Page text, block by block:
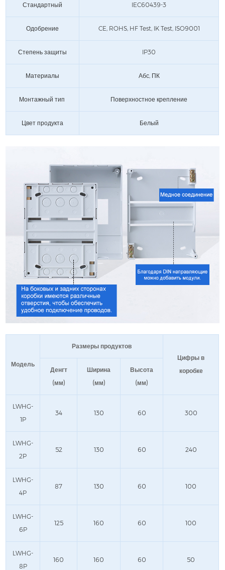
Стандартный IEC60439-3
Одобрение CE, ROHS, HF Test, IK Test, ISO9001
Степень защиты IP30
Материалы Абс, ПК
Монтажный тип Поверхностное крепление
Цвет продукта Белый
Модель
Размеры продуктов
Цифры в
коробке
Денгт
(мм)
Ширина
(мм)
Высота
(мм)
LWHG-
1P
34 130 60 300
LWHG-
2P
52 130 60 240
LWHG-
4P
87 130 60 100
LWHG-
6P
125 160 60 100
LWHG-
8P
160 160 60 50